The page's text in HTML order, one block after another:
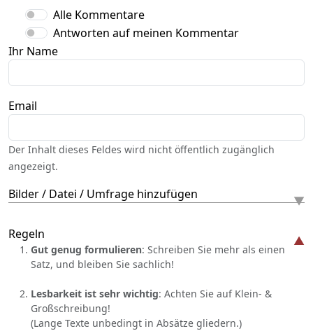
Alle Kommentare
Antworten auf meinen Kommentar
Ihr Name
Email
Der Inhalt dieses Feldes wird nicht öffentlich zugänglich
angezeigt.
Bilder / Datei / Umfrage hinzufügen
Regeln
Gut genug formulieren: Schreiben Sie mehr als einen
Satz, und bleiben Sie sachlich!
Lesbarkeit ist sehr wichtig: Achten Sie auf Klein- &
Großschreibung!
(Lange Texte unbedingt in Absätze gliedern.)